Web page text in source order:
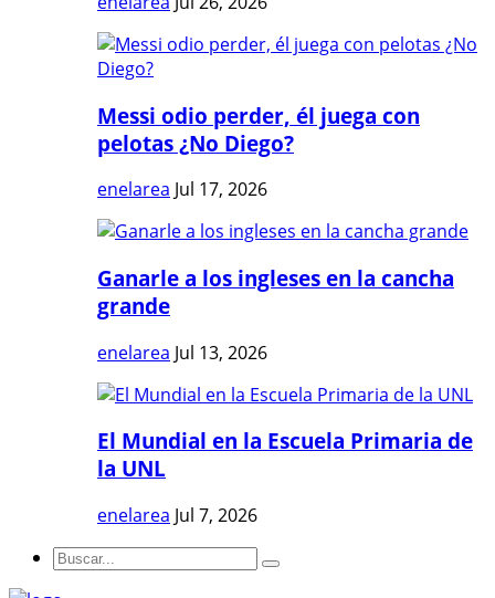
Messi odio perder, él juega con
pelotas ¿No Diego?
enelarea Jul 17, 2026
Ganarle a los ingleses en la cancha
grande
enelarea Jul 13, 2026
El Mundial en la Escuela Primaria de
la UNL
enelarea Jul 7, 2026